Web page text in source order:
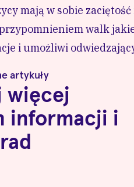
mają w sobie
walk
i umożliwi
artykuły
więcej
informacji i